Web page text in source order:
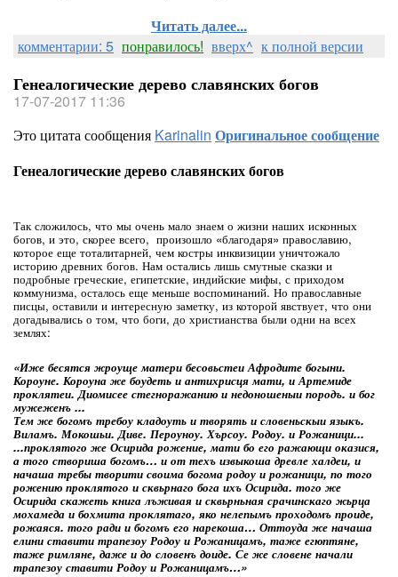
Читать далее...
комментарии: 5 понравилось! вверх^ к полной версии
Генеалогические дерево славянских богов
17-07-2017 11:36
Это цитата сообщения Karinalin Оригинальное сообщение
Генеалогические дерево славянских богов
Так сложилось, что мы очень мало знаем о жизни наших исконных
богов, и это, скорее всего, произошло «благодаря» православию,
которое еще тоталитарней, чем костры инквизиции уничтожало
историю древних богов. Нам остались лишь смутные сказки и
подробные греческие, египетские, индийские мифы, с приходом
коммунизма, осталось еще меньше воспоминаний. Но православные
писцы, оставили и интересную заметку, из которой явствует, что они
догадывались о том, что боги, до христианства были одни на всех
землях:
«Иже бесятся жроуще матери бесовьстеи Афродите богыни.
Короуне. Короуна же боудеть и антихрисця мати, и Артемиде
проклятеи. Диомисее стегноражанию и недоношеныи породъ. и бог
мужеженъ ...
Тем же богомъ требоу кладоуть и творять и словеньскыи языкъ.
Виламъ. Мокошьи. Диве. Пероуноу. Хърсоу. Родоу. и Рожаници...
...проклятого же Осирида рожение, мати бо его ражающи оказися,
а того створиша богомъ… и от техъ извыкоша древле халдеи, и
начаша требы творити своима богома родоу и рожаници, по того
рожению проклятого и сквьрнаго бога ихъ Осирида. того же
Осирида скажеть книга лъживая и сквьрньная срачинскаго жьрца
мохамеда и бохмита проклятаго, яко нелепымъ проходомъ проиде,
рожаяся. того ради и богомъ его нарекоша… Оттоуда же начаша
елини ставити трапезоу Родоу и Рожаницамъ, таже егюптяне,
таже римляне, даже и до словенъ доиде. Се же словене начали
трапезоу ставити Родоу и Рожаницамъ…»